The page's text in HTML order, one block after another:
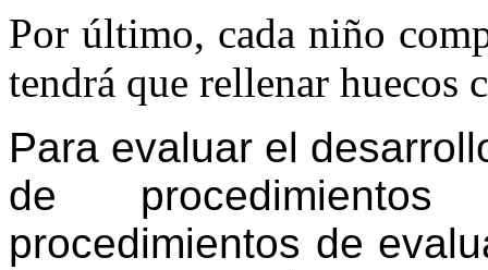
Por último, cada niño
tendrá que rellenar huecos
Para evaluar el
de
procedimientos de